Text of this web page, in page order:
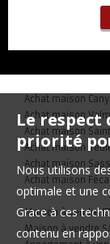
Achat maison
Achat maison
Achat maison
Achat maison
Achat maison
Achat maison
Maison à vendre
Maison à vendre
Le respect
priorité
Nous utilisons
optimale et une
Grace à ces
contenu en